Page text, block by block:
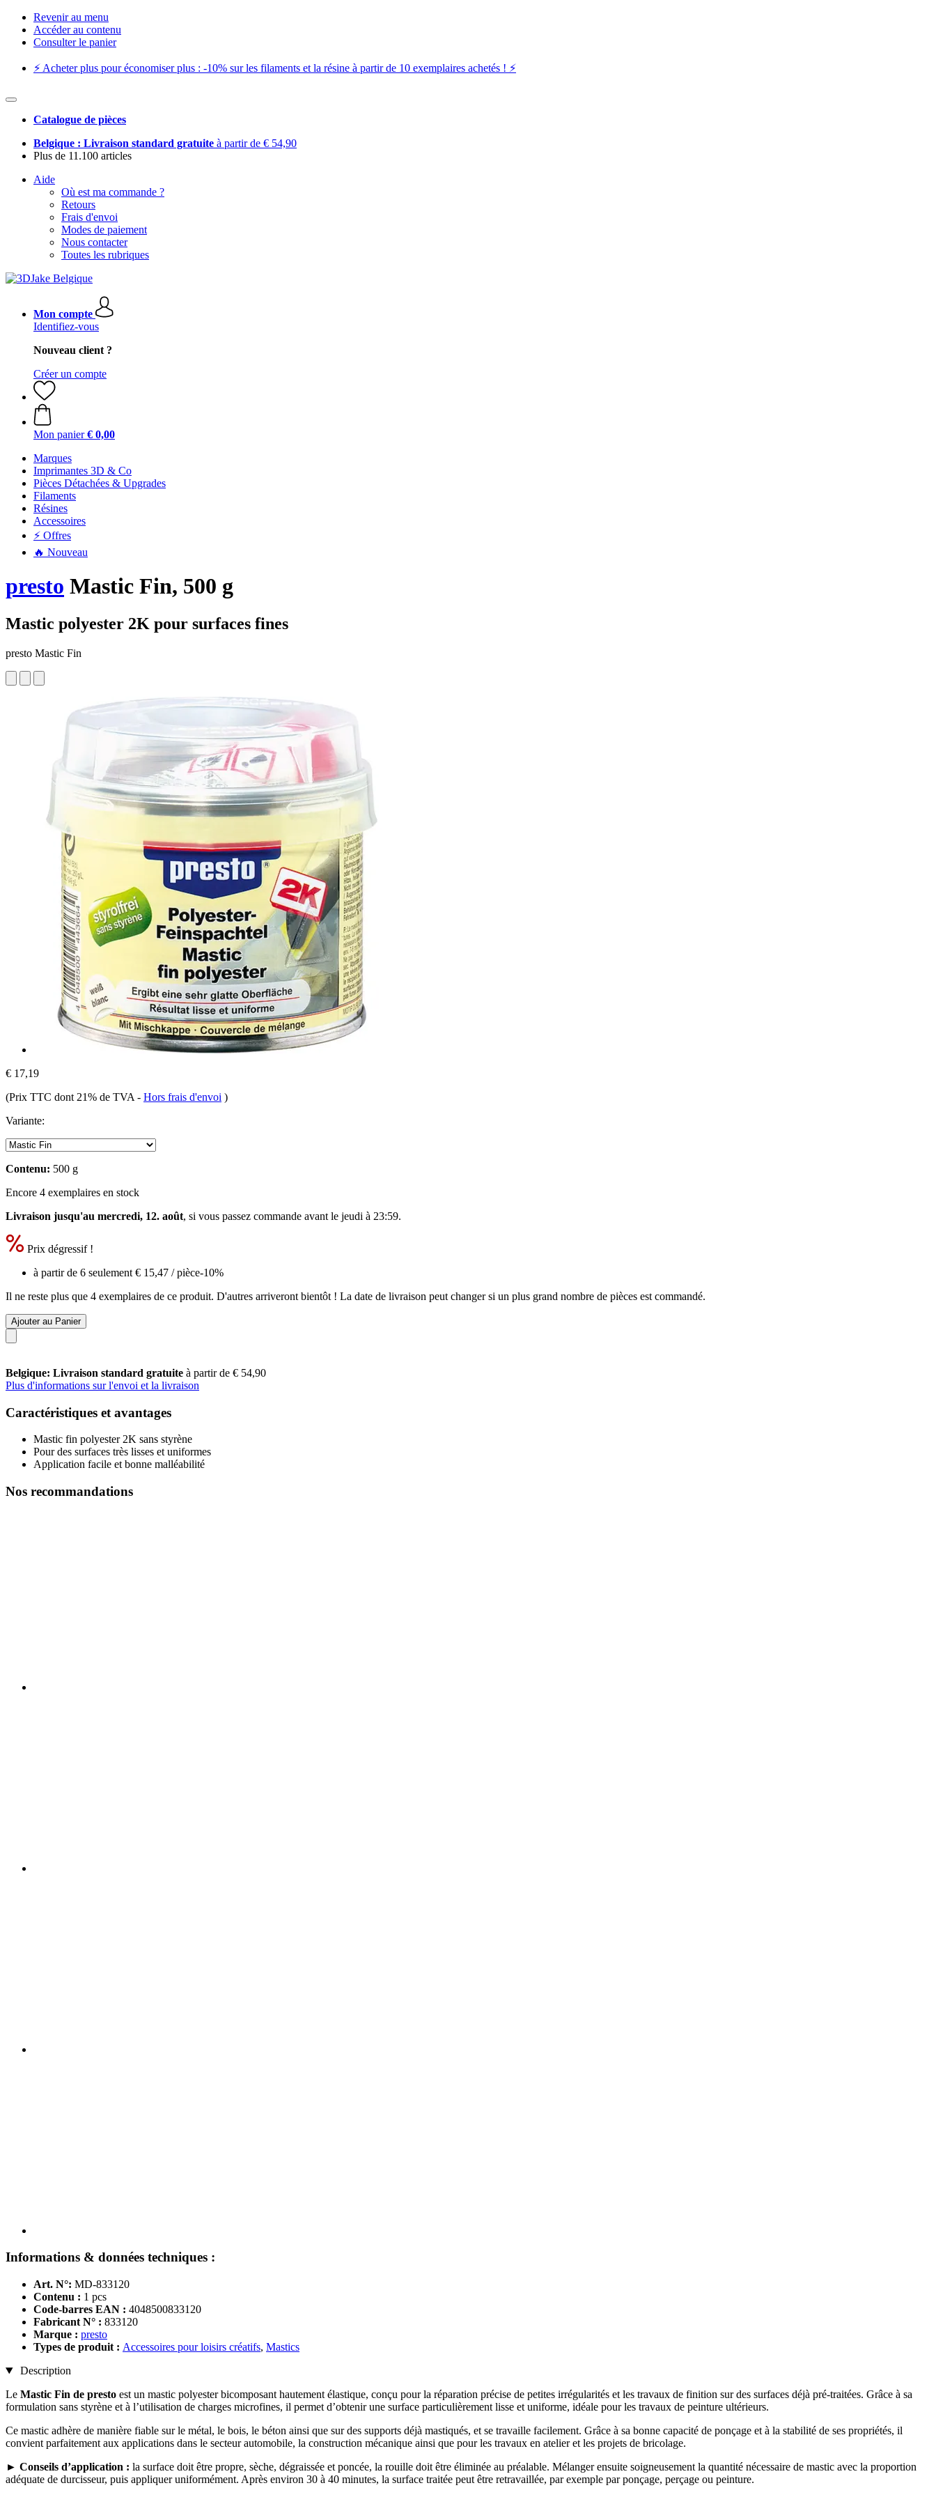
Revenir au menu
Accéder au contenu
Consulter le panier
⚡️ Acheter plus pour économiser plus : -10% sur les filaments et la résine à partir de 10 exemplaires achetés ! ⚡️
Catalogue de pièces
Belgique : Livraison standard gratuite à partir de € 54,90
Plus de 11.100 articles
Aide
Où est ma commande ?
Retours
Frais d'envoi
Modes de paiement
Nous contacter
Toutes les rubriques
Mon compte
Identifiez-vous
Nouveau client ?
Créer un compte
Mon panier € 0,00
Marques
Imprimantes 3D & Co
Pièces Détachées & Upgrades
Filaments
Résines
Accessoires
⚡ Offres
🔥 Nouveau
presto Mastic Fin, 500 g
Mastic polyester 2K pour surfaces fines
presto Mastic Fin
€ 17,19
(Prix TTC dont 21% de TVA - Hors frais d'envoi )
Variante:
Contenu: 500 g
Encore 4 exemplaires en stock
Livraison jusqu'au mercredi, 12. août, si vous passez commande avant le jeudi à 23:59.
Prix dégressif !
à partir de 6 seulement € 15,47 / pièce-10%
Il ne reste plus que 4 exemplaires de ce produit. D'autres arriveront bientôt ! La date de livraison peut changer si un plus grand nombre de pièces est commandé.
Ajouter au Panier
Belgique: Livraison standard gratuite à partir de € 54,90
Plus d'informations sur l'envoi et la livraison
Caractéristiques et avantages
Mastic fin polyester 2K sans styrène
Pour des surfaces très lisses et uniformes
Application facile et bonne malléabilité
Nos recommandations
Informations & données techniques :
Art. N°: MD-833120
Contenu : 1 pcs
Code-barres EAN : 4048500833120
Fabricant N° : 833120
Marque : presto
Types de produit : Accessoires pour loisirs créatifs, Mastics
Description
Le Mastic Fin de presto est un mastic polyester bicomposant hautement élastique, conçu pour la réparation précise de petites irrégularités et les travaux de finition sur des surfaces déjà pré-traitées. Grâce à sa
formulation sans styrène et à l’utilisation de charges microfines, il permet d’obtenir une surface particulièrement lisse et uniforme, idéale pour les travaux de peinture ultérieurs.
Ce mastic adhère de manière fiable sur le métal, le bois, le béton ainsi que sur des supports déjà mastiqués, et se travaille facilement. Grâce à sa bonne capacité de ponçage et à la stabilité de ses propriétés, il
convient parfaitement aux applications dans le secteur automobile, la construction mécanique ainsi que pour les travaux en atelier et les projets de bricolage.
► Conseils d’application : la surface doit être propre, sèche, dégraissée et poncée, la rouille doit être éliminée au préalable. Mélanger ensuite soigneusement la quantité nécessaire de mastic avec la proportion
adéquate de durcisseur, puis appliquer uniformément. Après environ 30 à 40 minutes, la surface traitée peut être retravaillée, par exemple par ponçage, perçage ou peinture.